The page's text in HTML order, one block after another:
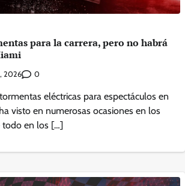
para la carrera, pero no habrá
2026 0
eléctricas para espectáculos en
visto en numerosas ocasiones en los
todo en los […]